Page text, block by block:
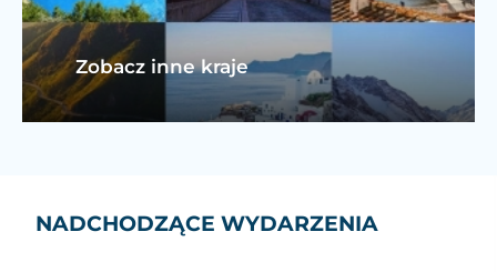
Zobacz inne kraje
NADCHODZĄCE WYDARZENIA